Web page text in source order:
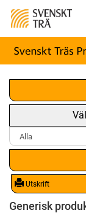
Utskrift
Generisk